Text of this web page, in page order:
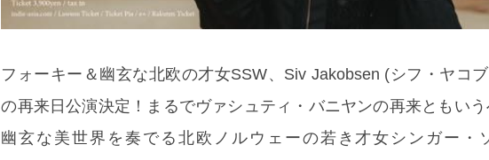
フォーキー＆幽玄な北欧の才女SSW、Siv Jakobsen (シフ・ヤコ
の再来日公演決定！まるでヴァシュティ・バニヤンの再来ともいう
幽玄な美世界を奏でる北欧ノルウェーの若き才女シンガー・